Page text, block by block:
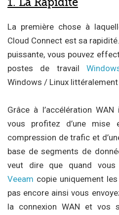
1. La Rapidité
La première chose à
Cloud Connect est sa
puissante, vous pouvez
postes de travail
Windows / Linux
Grâce à l’accélération
vous profitez d’une mise
compression de trafic et
base de segments de
veut dire que quand vous
Veeam copie uniquement
pas encore ainsi vous
la connexion WAN et vos